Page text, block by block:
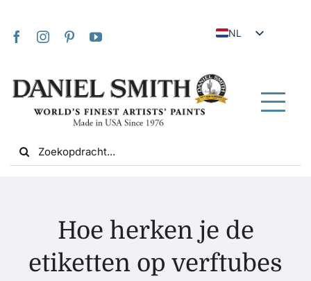
NL
FR
ZH
ZH_TW
Over ons
Search
for:
Hoe herken je de
etiketten op verftubes